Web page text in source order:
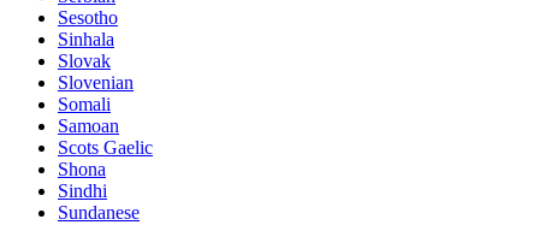
Sesotho
Sinhala
Slovak
Slovenian
Somali
Samoan
Scots Gaelic
Shona
Sindhi
Sundanese